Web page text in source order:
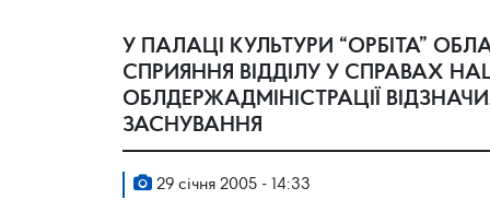
У ПАЛАЦІ КУЛЬТУРИ “ОРБІТА”
СПРИЯННЯ ВІДДІЛУ У СПРАВАХ
ОБЛДЕРЖАДМІНІСТРАЦІЇ
ЗАСНУВАННЯ
29 січня 2005 - 14:33